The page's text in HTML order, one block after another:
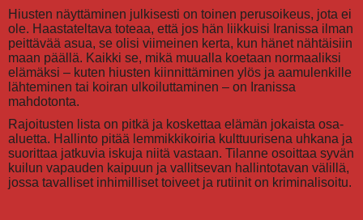
Hiusten näyttäminen julkisesti on toinen perusoikeus, jota ei
ole. Haastateltava toteaa, että jos hän liikkuisi Iranissa ilman
peittävää asua, se olisi viimeinen kerta, kun hänet nähtäisiin
maan päällä. Kaikki se, mikä muualla koetaan normaaliksi
elämäksi – kuten hiusten kiinnittäminen ylös ja aamulenkille
lähteminen tai koiran ulkoiluttaminen – on Iranissa
mahdotonta.
Rajoitusten lista on pitkä ja koskettaa elämän jokaista osa-
aluetta. Hallinto pitää lemmikkikoiria kulttuurisena uhkana ja
suorittaa jatkuvia iskuja niitä vastaan. Tilanne osoittaa syvän
kuilun vapauden kaipuun ja vallitsevan hallintotavan välillä,
jossa tavalliset inhimilliset toiveet ja rutiinit on kriminalisoitu.